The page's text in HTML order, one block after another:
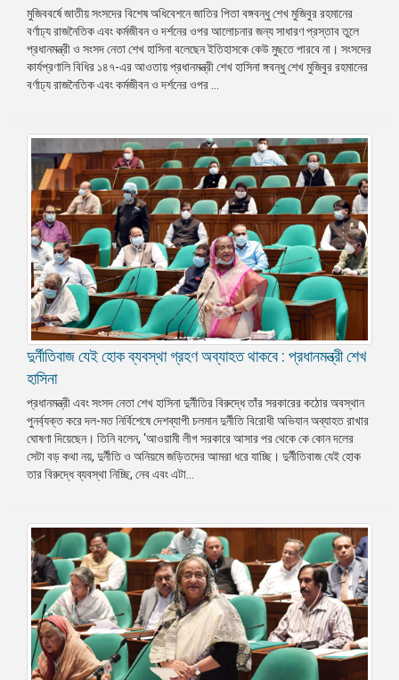
মুজিববর্ষে জাতীয় সংসদের বিশেষ অধিবেশনে জাতির পিতা বঙ্গবন্ধু শেখ মুজিবুর রহমানের
বর্ণাঢ্য রাজনৈতিক এবং কর্মজীবন ও দর্শনের ওপর আলোচনার জন্য সাধারণ প্রস্তাব তুলে
প্রধানমন্ত্রী ও সংসদ নেতা শেখ হাসিনা বলেছেন ইতিহাসকে কেউ মুছতে পারবে না। সংসদের
কার্যপ্রণালি বিধির ১৪৭-এর আওতায় প্রধানমন্ত্রী শেখ হাসিনা ঙ্গবন্ধু শেখ মুজিবুর রহমানের
বর্ণাঢ্য রাজনৈতিক এবং কর্মজীবন ও দর্শনের ওপর ...
দুর্নীতিবাজ যেই হোক ব্যবস্থা গ্রহণ অব্যাহত থাকবে : প্রধানমন্ত্রী শেখ
হাসিনা
প্রধানমন্ত্রী এবং সংসদ নেতা শেখ হাসিনা দুর্নীতির বিরুদ্ধে তাঁর সরকারের কঠোর অবস্থান
পুনর্ব্যক্ত করে দল-মত নির্বিশেষে দেশব্যাপী চলমান দুর্নীতি বিরোধী অভিযান অব্যাহত রাখার
ঘোষণা দিয়েছেন। তিনি বলেন, ‘আওয়ামী লীগ সরকারে আসার পর থেকে কে কোন দলের
সেটা বড় কথা নয়, দুর্নীতি ও অনিয়মে জড়িতদের আমরা ধরে যাচ্ছি। দুর্নীতিবাজ যেই হোক
তার বিরুদ্ধে ব্যবস্থা নিচ্ছি, নেব এবং এটা...